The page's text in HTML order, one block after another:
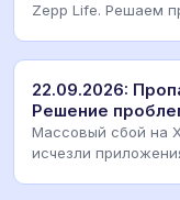
Zepp Life. Решаем
22.09.2026:
Решение
Массовый сбой на
исчезли